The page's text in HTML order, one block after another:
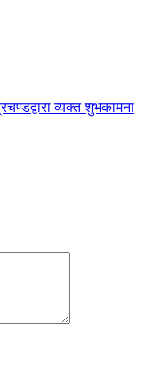
व्यक्त शुभकामना